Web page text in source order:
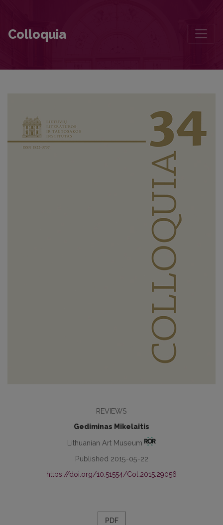
Colloquia
REVIEWS
Gediminas Mikelaitis
Lithuanian Art Museum
Published 2015-05-22
https://doi.org/10.51554/Col.2015.29056
PDF